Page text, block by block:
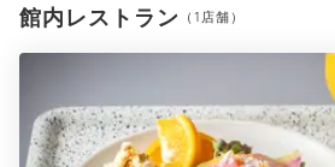
カフェでドリンクを飲んだり、ホテル内を
ツリーが見える屋上のテラスにも行って、
過ごしました。
※設備・アメニティは、確認が取れている情報
館内レストラン （1店舗）